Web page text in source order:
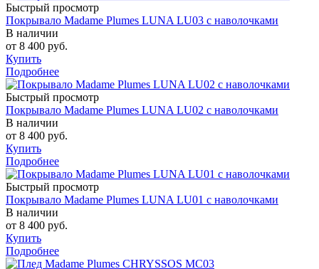
Быстрый просмотр
Покрывало Madame Plumes LUNA LU03 с наволочками
В наличии
от 8 400 руб.
Купить
Подробнее
Быстрый просмотр
Покрывало Madame Plumes LUNA LU02 с наволочками
В наличии
от 8 400 руб.
Купить
Подробнее
Быстрый просмотр
Покрывало Madame Plumes LUNA LU01 с наволочками
В наличии
от 8 400 руб.
Купить
Подробнее